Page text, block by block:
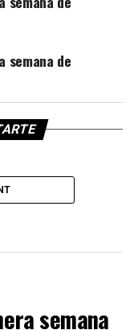
semana de
semana